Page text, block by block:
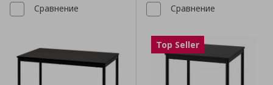
Сравнение Сравнение
Top Seller